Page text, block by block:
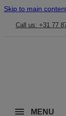
Skip to main
Call us: +31 77
MENU